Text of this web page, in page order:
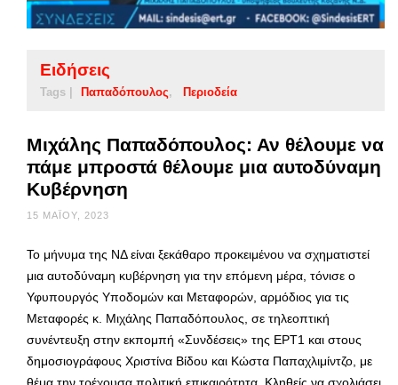
Ειδήσεις
Tags | Παπαδόπουλος Περιοδεία
Μιχάλης Παπαδόπουλος: Αν θέλουμε να
πάμε μπροστά θέλουμε μια αυτοδύναμη
Κυβέρνηση
15 ΜΑΪ́ΟΥ, 2023
Το μήνυμα της ΝΔ είναι ξεκάθαρο προκειμένου να σχηματιστεί
μια αυτοδύναμη κυβέρνηση για την επόμενη μέρα, τόνισε ο
Υφυπουργός Υποδομών και Μεταφορών, αρμόδιος για τις
Μεταφορές κ. Μιχάλης Παπαδόπουλος, σε τηλεοπτική
συνέντευξη στην εκπομπή «Συνδέσεις» της ΕΡΤ1 και στους
δημοσιογράφους Χριστίνα Βίδου και Κώστα Παπαχλιμίντζο, με